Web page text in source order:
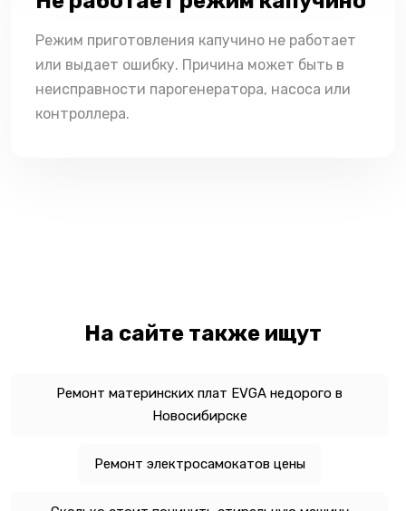
Режим приготовления капучино не работает
или выдает ошибку. Причина может быть в
неисправности парогенератора, насоса или
контроллера.
На сайте также ищут
Ремонт материнских плат EVGA недорого в
Новосибирске
Ремонт электросамокатов цены